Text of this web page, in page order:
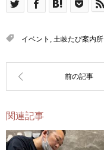
イベント 土岐たび案内所
関連記事